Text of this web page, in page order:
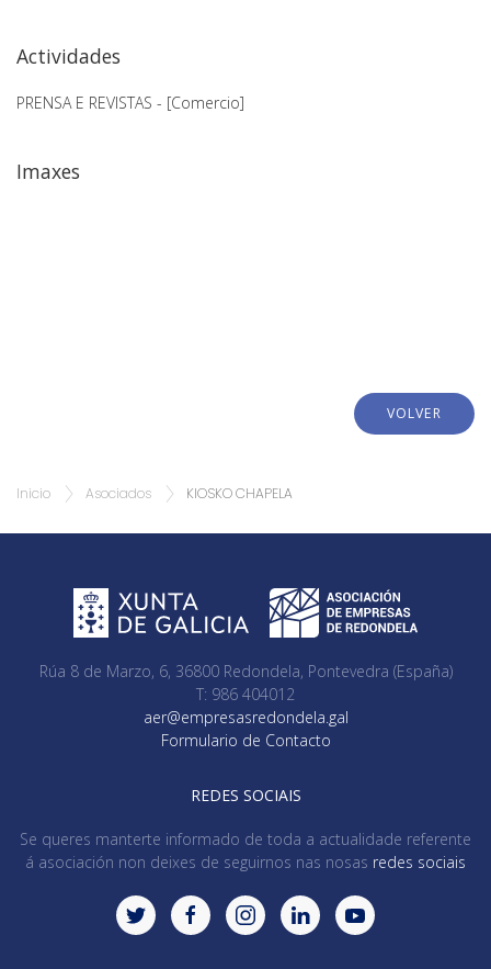
Actividades
PRENSA E REVISTAS - [Comercio]
Imaxes
VOLVER
Inicio Asociados KIOSKO CHAPELA
Rúa 8 de Marzo, 6, 36800 Redondela, Pontevedra (España)
T: 986 404012
aer@empresasredondela.gal
Formulario de Contacto
REDES SOCIAIS
Se queres manterte informado de toda a actualidade referente
á asociación non deixes de seguirnos nas nosas redes sociais